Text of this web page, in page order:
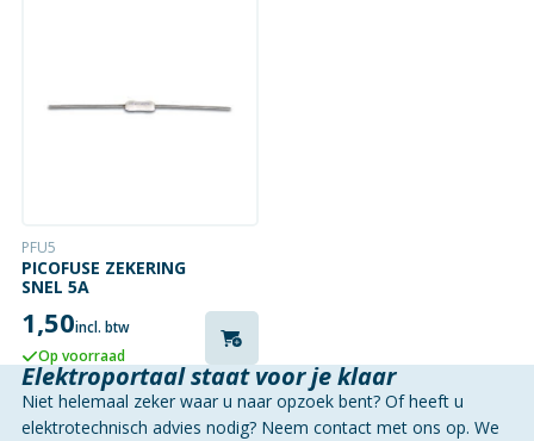
PFU5
PICOFUSE ZEKERING
SNEL 5A
1,50incl. btw
Op voorraad
Elektroportaal staat voor je klaar
Niet helemaal zeker waar u naar opzoek bent? Of heeft u
elektrotechnisch advies nodig? Neem contact met ons op. We